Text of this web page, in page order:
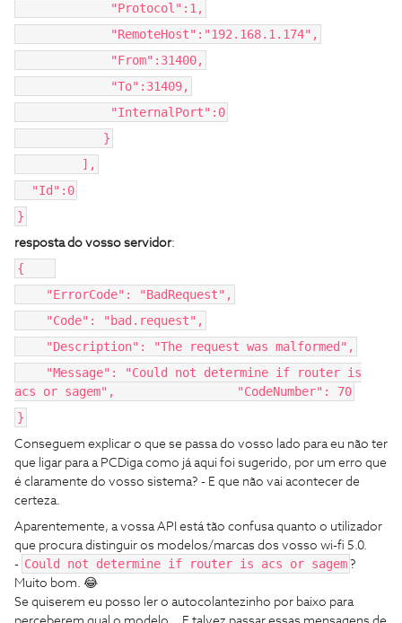
"Protocol":1,
"RemoteHost":"192.168.1.174",
"From":31400,
"To":31409,
"InternalPort":0
}
],
"Id":0
}
resposta do vosso servidor:
{
"ErrorCode": "BadRequest",
"Code": "bad.request",
"Description": "The request was malformed",
"Message": "Could not determine if router is
acs or sagem", "CodeNumber": 70
}
Conseguem explicar o que se passa do vosso lado para eu não ter
que ligar para a PCDiga como já aqui foi sugerido, por um erro que
é claramente do vosso sistema? - E que não vai acontecer de
certeza.
Aparentemente, a vossa API está tão confusa quanto o utilizador
que procura distinguir os modelos/marcas dos vosso wi-fi 5.0.
- Could not determine if router is acs or sagem ?
Muito bom. 😂
Se quiserem eu posso ler o autocolantezinho por baixo para